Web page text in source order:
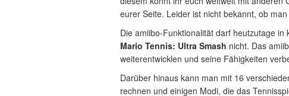
eurer Seite. Leider ist nicht bekannt, ob
Die amiibo-Funktionalität darf heutzutage
Mario Tennis: Ultra Smash nicht. Das
weiterentwicklen und seine Fähigkeiten
Darüber hinaus kann man mit 16
rechnen und einigen Modi, die das